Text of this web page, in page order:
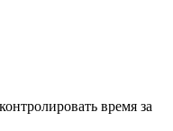
время за